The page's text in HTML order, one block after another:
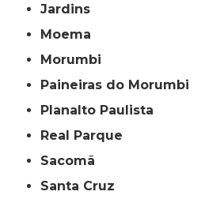
Jardins
Moema
Morumbi
Paineiras do Morumbi
Planalto Paulista
Real Parque
Sacomã
Santa Cruz